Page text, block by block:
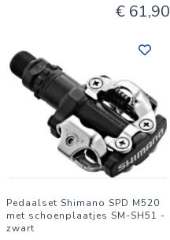
€ 61,90
Pedaalset Shimano SPD M520
met schoenplaatjes SM-SH51 -
zwart